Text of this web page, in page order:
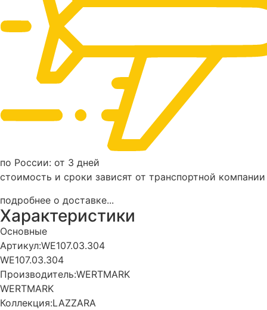
по России: от 3 дней
стоимость и сроки зависят от транспортной компании
подробнее о доставке...
Характеристики
Основные
Артикул:WE107.03.304
WE107.03.304
Производитель:WERTMARK
WERTMARK
Коллекция:LAZZARA